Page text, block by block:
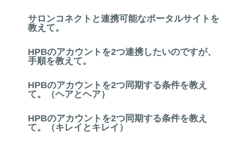
サロンコネクトと連携可能なポータルサイトを
教えて。
HPBのアカウントを2つ連携したいのですが、
手順を教えて。
HPBのアカウントを2つ同期する条件を教え
て。（ヘアとヘア）
HPBのアカウントを2つ同期する条件を教え
て。（キレイとキレイ）